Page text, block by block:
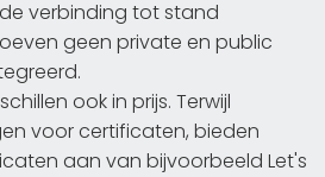
verbinding tot stand
geen private en public
ook in prijs. Terwijl
voor certificaten, bieden
aan van bijvoorbeeld Let's